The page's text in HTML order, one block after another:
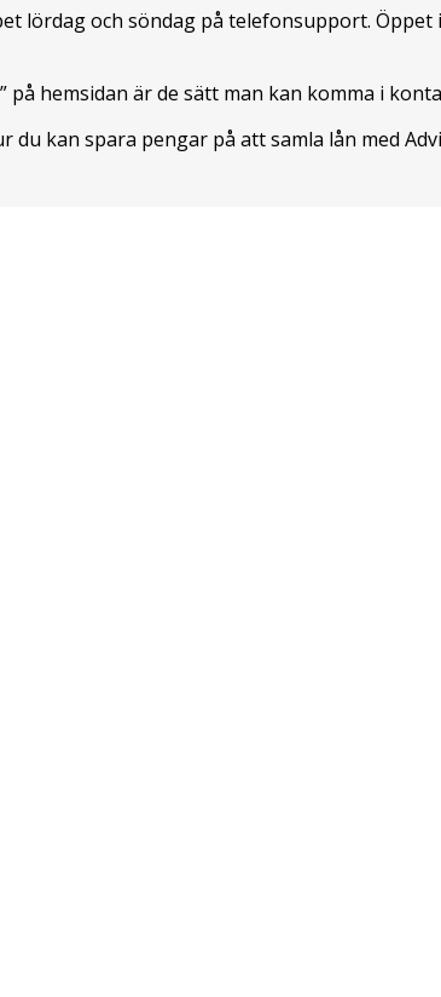
lördag och söndag på telefonsupport.
hemsidan är de sätt man kan komma i
kan spara pengar på att samla lån med